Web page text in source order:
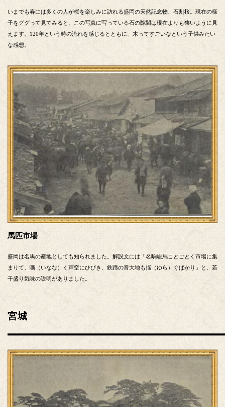
いまでも春には多くの人が桜を楽しみに訪れる盛岡の天然記念物、石割桜。現在の様
子をググって見てみると、この写真に写っている石の隙間は現在よりも狭いように見
えます。120年という時の流れを感じるとともに、木ってすごいなという子供みたい
な感想。
馬匹市場
盛岡は名馬の産地としても知られました。解説文には「名駒駿馬ことごとく市場に集
まりて、嘶（いなな）く声空にひびき、鉄蹄の音大地も揺（ゆら）ぐばかり」と、若
干盛り気味の説明がありました。
宮城